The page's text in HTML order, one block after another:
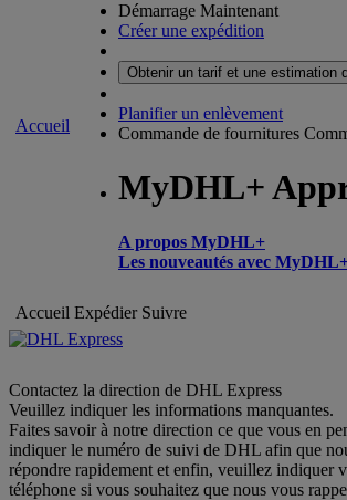
Accueil
Démarrage Maintenant
Créer une expédition
Obtenir un tarif et une estimation
Planifier un enlèvement
Commande de fournitures
MyDHL+
A propos MyDHL+
Les nouveautés avec
Accueil Expédier Suivre
Contactez la direction de DHL Express
Veuillez indiquer les informations manquantes.
Faites savoir à notre direction ce que vous en
indiquer le numéro de suivi de DHL afin que
répondre rapidement et enfin, veuillez indiquer
téléphone si vous souhaitez que nous vous